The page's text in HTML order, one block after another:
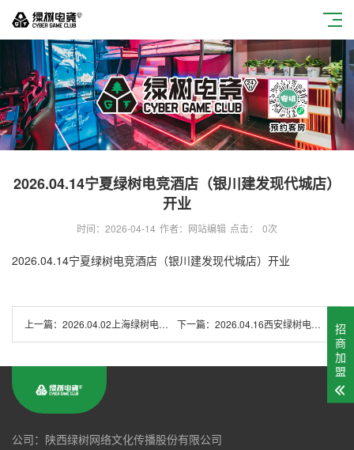
2026.04.14宁夏绿树电竞酒店（银川建发现代城店）
开业
时间：2026-04-14 作者：网站编辑 点击： 0次
2026.04.14宁夏绿树电竞酒店（银川建发现代城店）开业
上一篇： 2026.04.02上海绿树电竞酒店（大宁国际广场店）开业 下一篇： 2026.04.16西安绿树电竞（浐灞印象城店）开业
公司：陕西绿树网络文化传播股份有限公司
招
商
加
盟